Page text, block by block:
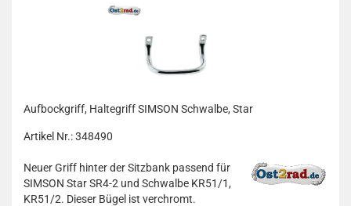
Aufbockgriff, Haltegriff SIMSON Schwalbe, Star
Artikel Nr.: 348490
Neuer Griff hinter der Sitzbank passend für
SIMSON Star SR4-2 und Schwalbe KR51/1,
KR51/2. Dieser Bügel ist verchromt.